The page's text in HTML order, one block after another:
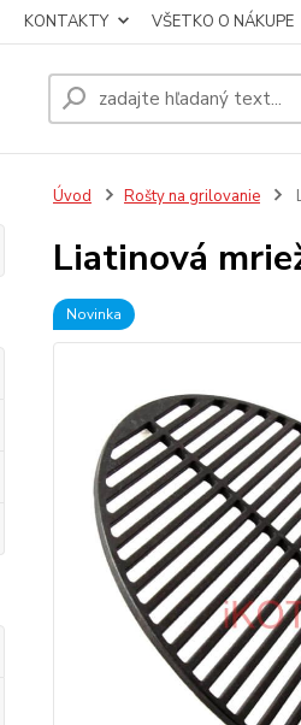
KONTAKTY VŠETKO O NÁKUPE
Úvod Rošty na grilovanie
Liatinová
Novinka